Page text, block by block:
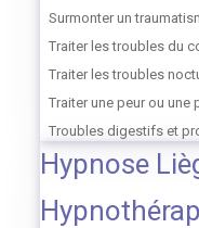
Surmonter un
Traiter les troubles du
Traiter les troubles
Traiter une peur ou une
Troubles digestifs et
Hypnose